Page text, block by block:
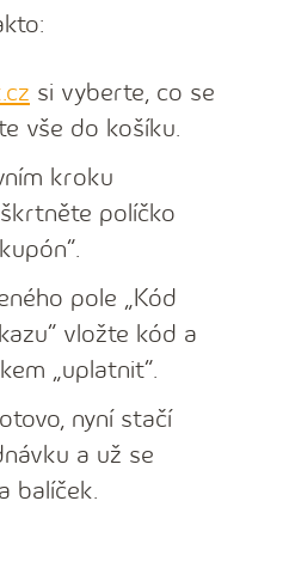
si vyberte, co se
vše do košíku.
kroku
políčko
pole „Kód
vložte kód a
„uplatnit“.
nyní stačí
a už se
balíček.